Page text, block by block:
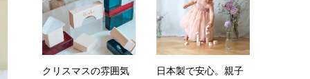
クリスマスの雰囲気
日本製で安心。親子